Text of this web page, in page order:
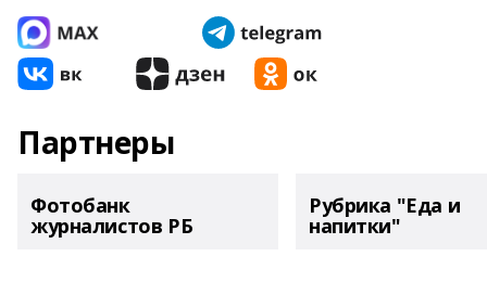
Партнеры
Фотобанк
журналистов РБ
Рубрика "Еда и
напитки"